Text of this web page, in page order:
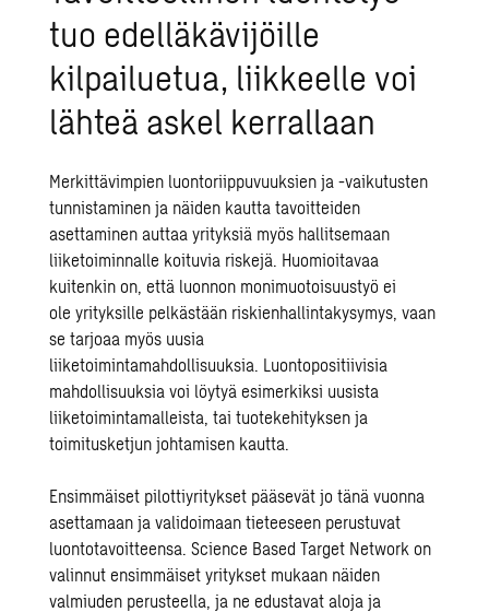
tuo edelläkävijöille
kilpailuetua, liikkeelle voi
lähteä askel kerrallaan
Merkittävimpien luontoriippuvuuksien ja -vaikutusten
tunnistaminen ja näiden kautta tavoitteiden
asettaminen auttaa yrityksiä myös hallitsemaan
liiketoiminnalle koituvia riskejä. Huomioitavaa
kuitenkin on, että luonnon monimuotoisuustyö ei
ole yrityksille pelkästään riskienhallintakysymys, vaan
se tarjoaa myös uusia
liiketoimintamahdollisuuksia. Luontopositiivisia
mahdollisuuksia voi löytyä esimerkiksi uusista
liiketoimintamalleista, tai tuotekehityksen ja
toimitusketjun johtamisen kautta.
Ensimmäiset pilottiyritykset pääsevät jo tänä vuonna
asettamaan ja validoimaan tieteeseen perustuvat
luontotavoitteensa. Science Based Target Network on
valinnut ensimmäiset yritykset mukaan näiden
valmiuden perusteella, ja ne edustavat aloja ja